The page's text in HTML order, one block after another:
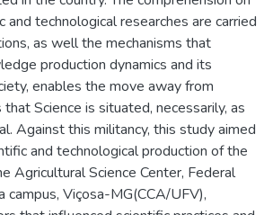
technological researches are carried
as well the mechanisms that
production dynamics and its
enables the move away from
Science is situated, necessarily, as
Against this militancy, this study aimed
and technological production of the
Agricultural Science Center, Federal
campus, Viçosa-MG(CCA/UFV),